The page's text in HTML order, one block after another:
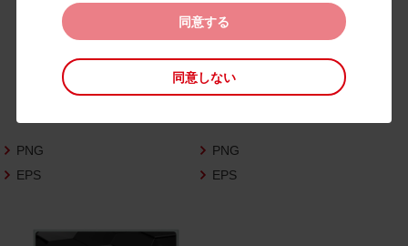
また、当社は、下記のCAD図データ利用規約
（以下「CAD図データ利用規約」といいます）
に同意いただいたお客様に限定して、本CA
D図ダウンロードページで公開している当
いいます）の利用を許諾いたします。
お客様が「同意する」ボタンをクリックされ
た場合、商品写真データ利用規約及びCAD
同意する
同意しない
PNG
EPS
PNG
EPS